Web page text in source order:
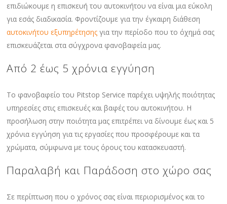
επιδιώκουμε η επισκευή του αυτοκινήτου να είναι μια εύκολη
για εσάς διαδικασία. Φροντίζουμε για την έγκαιρη διάθεση
αυτοκινήτου εξυπηρέτησης για την περίοδο που το όχημά σας
επισκευάζεται στα σύγχρονα φανοβαφεία μας.
Από 2 έως 5 χρόνια εγγύηση
Το φανοβαφείο του Pitstop Service παρέχει υψηλής ποιότητας
υπηρεσίες στις επισκευές και βαφές του αυτοκινήτου. Η
προσήλωση στην ποιότητα μας επιτρέπει να δίνουμε έως και 5
χρόνια εγγύηση για τις εργασίες που προσφέρουμε και τα
χρώματα, σύμφωνα με τους όρους του κατασκευαστή.
Παραλαβή και Παράδοση στο χώρο σας
Σε περίπτωση που ο χρόνος σας είναι περιορισμένος και το